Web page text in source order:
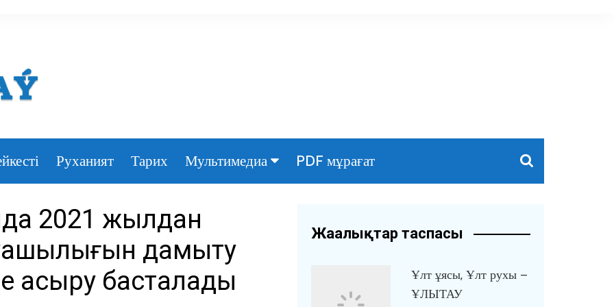
Руханият Тарих Мультимедиа
Видео
PDF мұрағат
2021 жылдан
дамыту
асыру басталады
Жаңалықтар таспасы
Ұлт ұясы, Ұлт рухы –
ҰЛЫТАУ